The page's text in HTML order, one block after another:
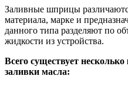
Заливные шприцы
материала, марке и
данного типа разделяют по
жидкости из устройства.
Всего существует
заливки масла: